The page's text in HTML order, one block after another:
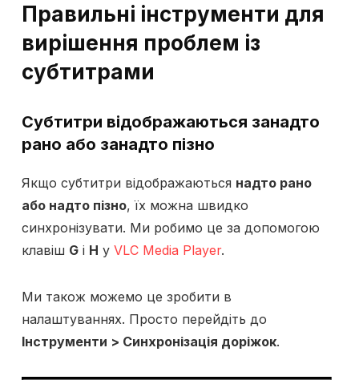
Правильні інструменти для
вирішення проблем із
субтитрами
Субтитри відображаються занадто
рано або занадто пізно
Якщо субтитри відображаються надто рано
або надто пізно, їх можна швидко
синхронізувати. Ми робимо це за допомогою
клавіш G і H у VLC Media Player.
Ми також можемо це зробити в
налаштуваннях. Просто перейдіть до
Інструменти > Синхронізація доріжок.